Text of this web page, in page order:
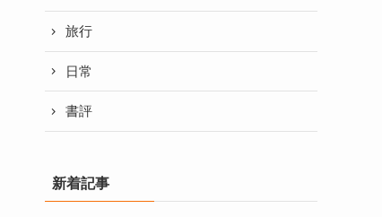
旅行
日常
書評
新着記事